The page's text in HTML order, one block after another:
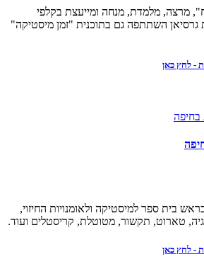
מרצה, מלמדת, מנחה ומייעצת בקלפי
גרסיאן השתתפה גם בתוכנית "זמן מיסטיקה"
- לחץ כאן
בית ספר למיסטיקה ולאומנויות החיזוי,
טארוט, תקשור, מטוטלת, קריסטלים ועוד.
- לחץ כאן